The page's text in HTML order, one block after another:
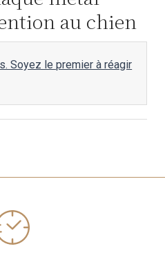
au chien
Soyez le premier à réagir